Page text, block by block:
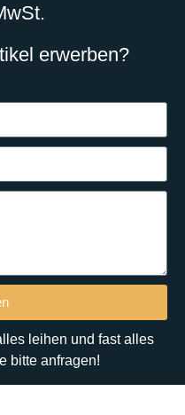
erwerben?
leihen und fast alles
bitte anfragen!